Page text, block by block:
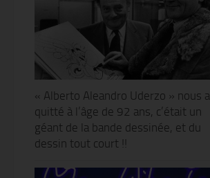
« Alberto Aleandro Uderzo » nous a
quitté à l’âge de 92 ans, c’était un
géant de la bande dessinée, et du
dessin tout court !!